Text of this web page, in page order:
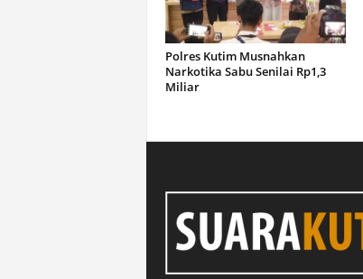
Polres Kutim Musnahkan
Narkotika Sabu Senilai Rp1,3
Miliar